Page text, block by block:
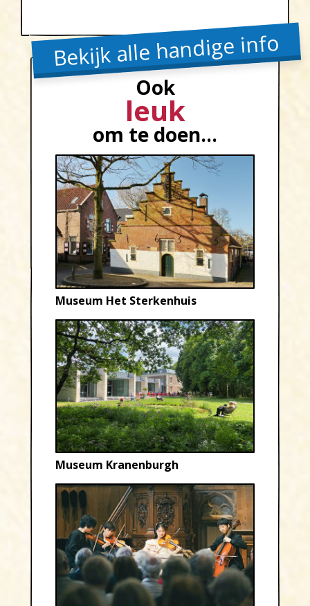
Ook
leuk
om te doen...
Museum Het Sterkenhuis
Museum Kranenburgh
Bekijk alle handige info